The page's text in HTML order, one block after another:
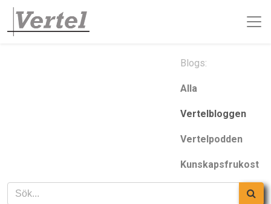
Blogs:
Alla
Vertelbloggen
Vertelpodden
Kunskapsfrukost